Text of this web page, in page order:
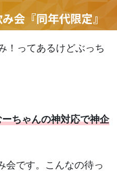
会『同年代限定』
！ってあるけどぶっち
ちゃんの神対応で神企
会です。こんなの待っ